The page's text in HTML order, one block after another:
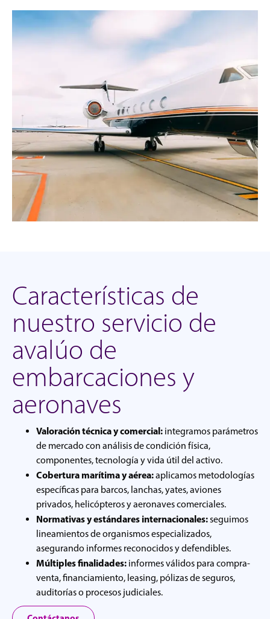
Características de
nuestro servicio de
avalúo de
embarcaciones y
aeronaves
Valoración técnica y comercial: integramos parámetros
de mercado con análisis de condición física,
componentes, tecnología y vida útil del activo.
Cobertura marítima y aérea:aplicamos metodologías
específicas para barcos, lanchas, yates, aviones
privados, helicópteros y aeronaves comerciales.
Normativas y estándares internacionales:seguimos
lineamientos de organismos especializados,
asegurando informes reconocidos y defendibles.
Múltiples finalidades: informes válidos para compra-
venta, financiamiento, leasing, pólizas de seguros,
auditorías o procesos judiciales.